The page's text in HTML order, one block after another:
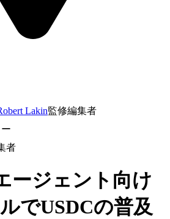
Lakin監修編集者
者
ージェント向け
でUSDCの普及